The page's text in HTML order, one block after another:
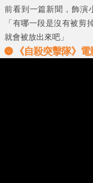
前看到一篇新聞，飾演
「有哪一段是沒有被剪
就會被放出來吧」
《自殺突擊隊》